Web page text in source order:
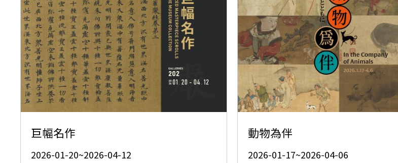
巨幅名作
2026-01-20~2026-04-12
動物為伴
2026-01-17~2026-04-06